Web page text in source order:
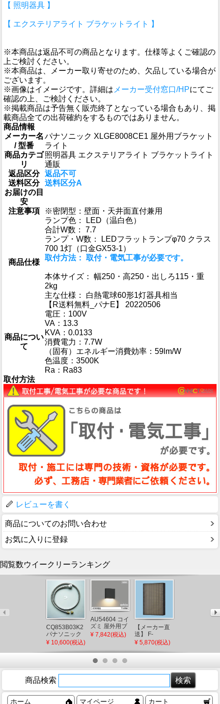
【 照明器具 】
【 エクステリアライト ブラケットライト 】
※本商品は返品不可の商品となります。仕様等よくご確認の
上ご検討ください。
※本商品は、メーカー取り寄せのため、欠品している場合が
ございます。
※画像はイメージです。詳細は メーカー受付窓口/HPにてご
確認の上、ご検討ください。
※掲載商品は予告無く販売終了となっている場合もあり、掲
載商品全ての出荷確約をするものではありません。
商品情報
メーカー名
/ 型番
パナソニック XLGE8008CE1 屋外用ブラケット
ライト
商品カテゴ
リ
照明器具 エクステリアライト ブラケットライト
通販
返品区分 返品不可
送料区分 送料区分A
お届けの目
安
注意事項
※密閉型：壁面・天井面直付兼用
商品仕様
ランプ色： LED（温白色）
合計W数： 7.7
ランプ・W数： LEDフラットランプφ70 クラス
700 1灯（口金GX53-1）
取付方法： 取付・電気工事が必要です。
本体サイズ： 幅250・高250・出しろ115・重
2kg
主な仕様： 白熱電球60形1灯器具相当
【R送料無料_パナE】 20220506
商品につい
て
電圧：100V
VA：13.3
KVA：0.0133
消費電力：7.7W
（固有）エネルギー消費効率：59lm/W
色温度：3500K
Ra：Ra83
取付方法
レビューを書く
商品についてのお問い合わせ
お気に入りに登録
閲覧数ウイークリーランキング
CQ853B03K2
パナソニック
シャワーホー
ス L=1200
後継品)
¥ 10,600(税込)
AU54604 コイ
ズミ 屋外用ブ
ラケットライ
色） 下方照射
(AU49071L 後
¥ 7,842(税込)
【メーカー直
送】 F-
ZSLP40 パナ
埋込形空気清
ィルター
¥ 5,870(税込)
XAD1104LCB1
球色 調光 拡散
商品検索
ホーム マイページ カート